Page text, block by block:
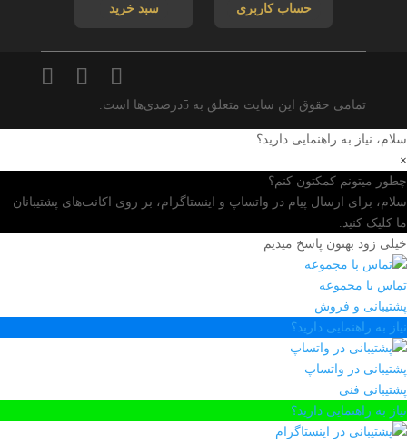
حساب کاربری سبد خرید
تمامی حقوق این سایت متعلق به 5درصدی‌ها است.
سلام، نیاز به راهنمایی دارید؟
×
چطور میتونم کمکتون کنم؟
سلام، برای ارسال پیام در واتساپ و اینستاگرام، بر روی اکانت‌های پشتیبانان
ما کلیک کنید.
خیلی زود بهتون پاسخ میدیم
تماس با مجموعه
پشتیبانی و فروش
نیاز به راهنمایی دارید؟
پشتیبانی در واتساپ
پشتیبانی فنی
نیاز به راهنمایی دارید؟